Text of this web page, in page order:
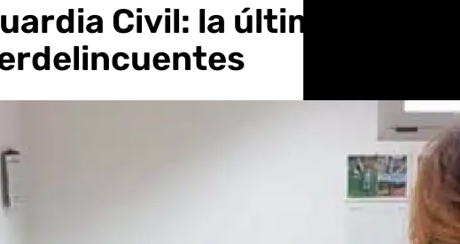
Civil: la última